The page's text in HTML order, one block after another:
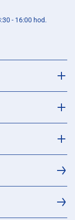
- 16:00 hod.